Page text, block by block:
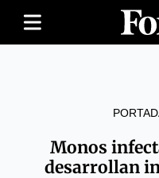
Monos
desarrollan